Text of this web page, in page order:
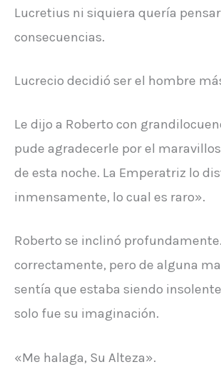
Lucretius ni siquiera quería
consecuencias.
Lucrecio decidió ser el hombre
Le dijo a Roberto con
pude agradecerle por el
de esta noche. La Emperatriz lo
inmensamente, lo cual es raro».
Roberto se inclinó
correctamente, pero de alguna
sentía que estaba siendo
solo fue su imaginación.
«Me halaga, Su Alteza».